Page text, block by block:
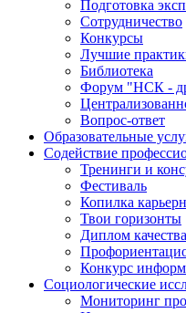
Подготовка
Сотрудничество
Конкурсы
Лучшие
Библиотека
Форум "НСК -
Вопрос-ответ
Образовательные
Содействие
Тренинги и
Фестиваль
Копилка
Твои горизонты
Диплом качества
Конкурс
Социологические
Мониторинг